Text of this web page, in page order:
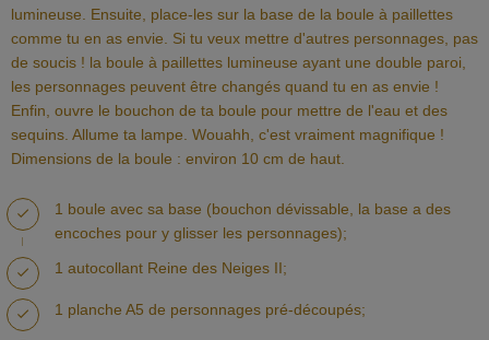
lumineuse. Ensuite, place-les sur la base de la boule à paillettes
comme tu en as envie. Si tu veux mettre d'autres personnages, pas
de soucis ! la boule à paillettes lumineuse ayant une double paroi,
les personnages peuvent être changés quand tu en as envie !
Enfin, ouvre le bouchon de ta boule pour mettre de l'eau et des
sequins. Allume ta lampe. Wouahh, c'est vraiment magnifique !
Dimensions de la boule : environ 10 cm de haut.
1 boule avec sa base (bouchon dévissable, la base a des
encoches pour y glisser les personnages);
1 autocollant Reine des Neiges II;
1 planche A5 de personnages pré-découpés;